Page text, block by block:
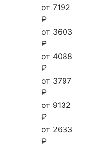
от 7192
₽
от 3603
₽
от 4088
₽
от 3797
₽
от 9132
₽
от 2633
₽